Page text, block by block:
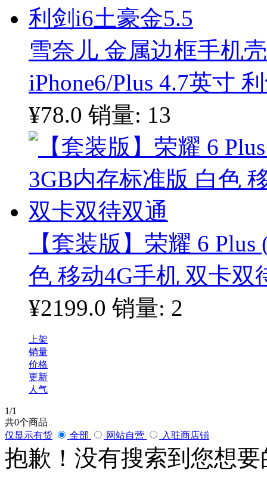
雪奈儿 金属边框手机
iPhone6/Plus 4.7英寸
¥78.0 销量: 13
【套装版】荣耀 6
色 移动4G手机 双卡双
¥2199.0 销量: 2
上架
销量
价格
更新
人气
1/1
共0个商品
仅显示有货
全部 网站自营 入驻商店铺
抱歉！没有搜索到您想